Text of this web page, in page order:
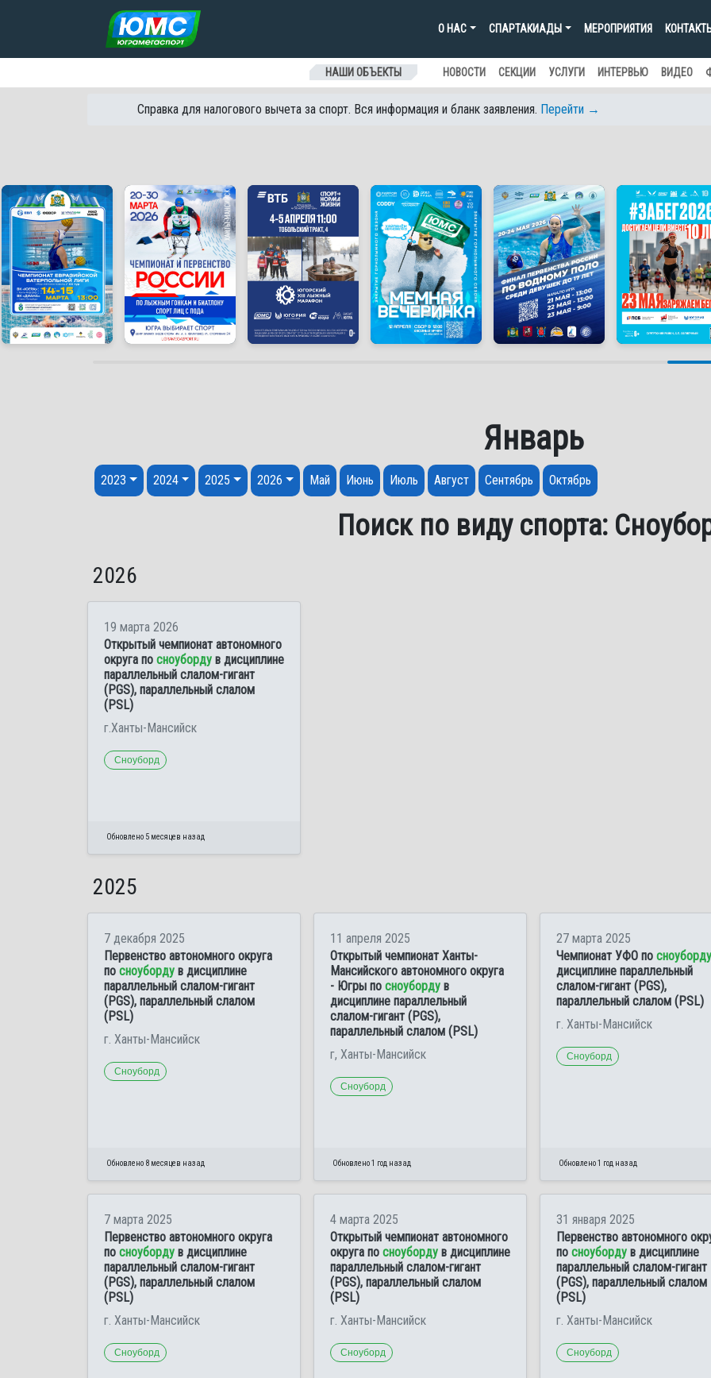
Перейти к содержанию
О НАС СПАРТАКИАДЫ МЕРОПРИЯТИЯ
НАШИ ОБЪЕКТЫ НОВОСТИ СЕКЦИИ УСЛУГИ ИНТЕРВЬЮ ВИДЕО
Справка для налогового вычета за спорт. Вся информация и бланк заявления. Перейти →
Январь
Перейти к содержанию
2023 2024 2025 2026 Май Июнь Июль Август Сентябрь Октябрь
Поиск по виду спорта:
2026
19 марта 2026
Открытый чемпионат автономного
округа по сноуборду в дисциплине
параллельный слалом-гигант
(PGS), параллельный слалом
(PSL)
г.Ханты-Мансийск
Сноуборд
Обновлено 5 месяцев назад
2025
7 декабря 2025
Первенство автономного округа
по сноуборду в дисциплине
параллельный слалом-гигант
(PGS), параллельный слалом
(PSL)
г. Ханты-Мансийск
Сноуборд
Обновлено 8 месяцев назад
11 апреля 2025
Открытый чемпионат Ханты-
Мансийского автономного округа
- Югры по сноуборду в
дисциплине параллельный
слалом-гигант (PGS),
параллельный слалом (PSL)
г, Ханты-Мансийск
Сноуборд
Обновлено 1 год назад
27 марта 2025
Чемпионат УФО по сноуборду
дисциплине параллельный
слалом-гигант (PGS),
параллельный слалом (PSL)
г. Ханты-Мансийск
Сноуборд
Обновлено 1 год назад
7 марта 2025
Первенство автономного округа
по сноуборду в дисциплине
параллельный слалом-гигант
(PGS), параллельный слалом
(PSL)
г. Ханты-Мансийск
Сноуборд
4 марта 2025
Открытый чемпионат автономного
округа по сноуборду в дисциплине
параллельный слалом-гигант
(PGS), параллельный слалом
(PSL)
г. Ханты-Мансийск
Сноуборд
31 января 2025
Первенство автономного
по сноуборду в дисциплине
параллельный слалом-гигант
(PGS), параллельный слалом
(PSL)
г. Ханты-Мансийск
Сноуборд